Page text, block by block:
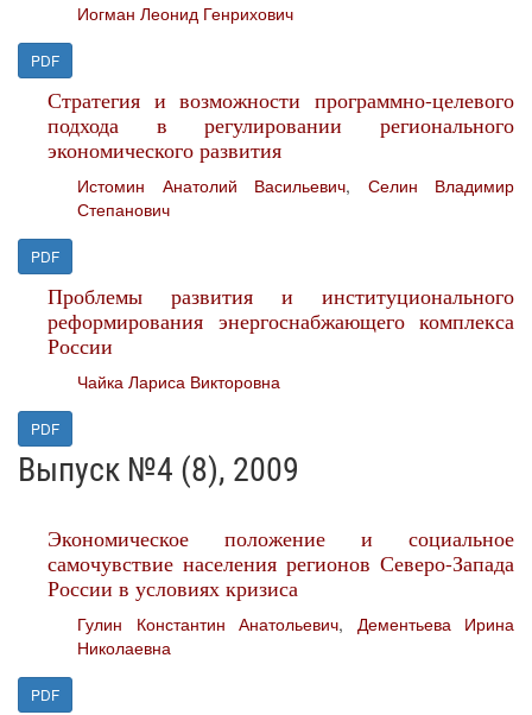
Иогман Леонид Генрихович
PDF
Стратегия и возможности программно-целевого
подхода в регулировании регионального
экономического развития
Истомин Анатолий Васильевич, Селин Владимир
Степанович
PDF
Проблемы развития и институционального
реформирования энергоснабжающего комплекса
России
Чайка Лариса Викторовна
PDF
Выпуск №4 (8), 2009
Экономическое положение и социальное
самочувствие населения регионов Северо-Запада
России в условиях кризиса
Гулин Константин Анатольевич, Дементьева Ирина
Николаевна
PDF